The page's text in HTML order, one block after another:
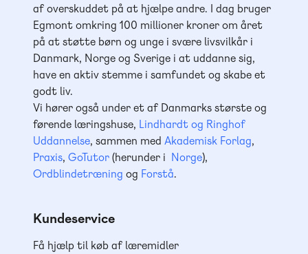
af overskuddet på at hjælpe andre. I dag bruger
Egmont omkring 100 millioner kroner om året
på at støtte børn og unge i svære livsvilkår i
Danmark, Norge og Sverige i at uddanne sig,
have en aktiv stemme i samfundet og skabe et
godt liv.
Vi hører også under et af Danmarks største og
førende læringshuse, Lindhardt og Ringhof
Uddannelse, sammen med Akademisk Forlag,
Praxis, GoTutor(herunder i Norge),
Ordblindetræning og Forstå.
Kundeservice
Få hjælp til køb af læremidler